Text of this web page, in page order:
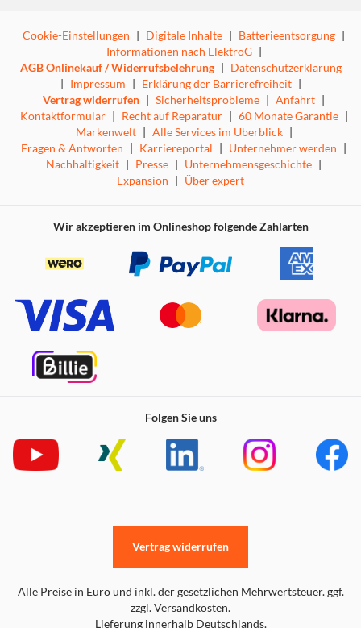
Cookie-Einstellungen | Digitale Inhalte | Batterieentsorgung |
Informationen nach ElektroG |
AGB Onlinekauf / Widerrufsbelehrung | Datenschutzerklärung
| Impressum | Erklärung der Barrierefreiheit |
Vertrag widerrufen | Sicherheitsprobleme | Anfahrt |
Kontaktformular | Recht auf Reparatur | 60 Monate Garantie |
Markenwelt | Alle Services im Überblick |
Fragen & Antworten | Karriereportal | Unternehmer werden |
Nachhaltigkeit | Presse | Unternehmensgeschichte |
Expansion | Über expert
Wir akzeptieren im Onlineshop folgende Zahlarten
Folgen Sie uns
Alle Preise in Euro und inkl. der gesetzlichen Mehrwertsteuer. ggf.
zzgl. Versandkosten.
Lieferung innerhalb Deutschlands.
Vertrag widerrufen